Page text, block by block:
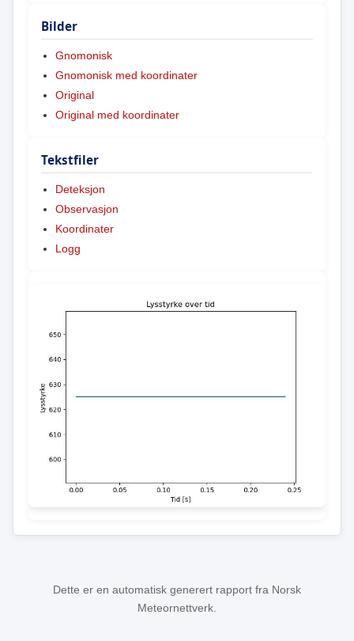
Bilder
Gnomonisk
Gnomonisk med koordinater
Original
Original med koordinater
Tekstfiler
Deteksjon
Observasjon
Koordinater
Logg
Dette er en automatisk generert rapport fra Norsk
Meteornettverk.